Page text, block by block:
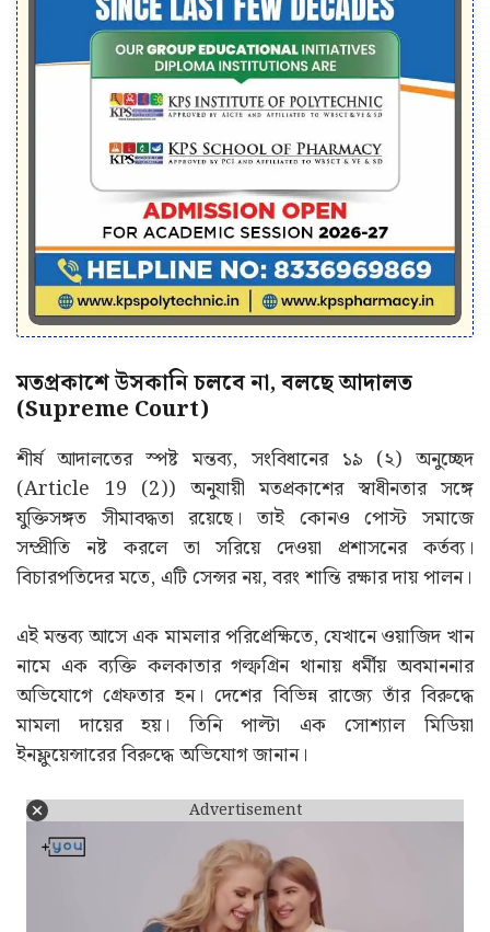
মতপ্রকাশে উসকানি চলবে না, বলছে আদালত
(Supreme Court)
শীর্ষ আদালতের স্পষ্ট মন্তব্য, সংবিধানের ১৯ (২) অনুচ্ছেদ
(Article 19 (2)) অনুযায়ী মতপ্রকাশের স্বাধীনতার সঙ্গে
যুক্তিসঙ্গত সীমাবদ্ধতা রয়েছে। তাই কোনও পোস্ট সমাজে
সম্প্রীতি নষ্ট করলে তা সরিয়ে দেওয়া প্রশাসনের কর্তব্য।
বিচারপতিদের মতে, এটি সেন্সর নয়, বরং শান্তি রক্ষার দায় পালন।
এই মন্তব্য আসে এক মামলার পরিপ্রেক্ষিতে, যেখানে ওয়াজিদ খান
নামে এক ব্যক্তি কলকাতার গল্ফগ্রিন থানায় ধর্মীয় অবমাননার
অভিযোগে গ্রেফতার হন। দেশের বিভিন্ন রাজ্যে তাঁর বিরুদ্ধে
মামলা দায়ের হয়। তিনি পাল্টা এক সোশ্যাল মিডিয়া
ইনফ্লুয়েন্সারের বিরুদ্ধে অভিযোগ জানান।
Advertisement